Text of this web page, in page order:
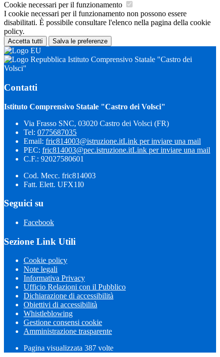
Cookie necessari per il funzionamento
I cookie necessari per il funzionamento non possono essere
disabilitati. È possibile consultare l'elenco nella pagina della cookie
policy.
Accetta tutti Salva le preferenze
Istituto Comprensivo Statale "Castro dei
Volsci"
Contatti
Istituto Comprensivo Statale "Castro dei Volsci"
Via Frasso SNC, 03020 Castro dei Volsci (FR)
Tel: 0775687035
Email: fric814003@istruzione.itLink per inviare una mail
PEC: fric814003@pec.istruzione.itLink per inviare una mail
C.F.: 92027580601
Cod. Mecc. fric814003
Fatt. Elett. UFX1I0
Seguici su
Facebook
Sezione Link Utili
Cookie policy
Note legali
Informativa Privacy
Ufficio Relazioni con il Pubblico
Dichiarazione di accessibilità
Obiettivi di accessibilità
Whistleblowing
Gestione consensi cookie
Amministrazione trasparente
Pagina visualizzata 387 volte